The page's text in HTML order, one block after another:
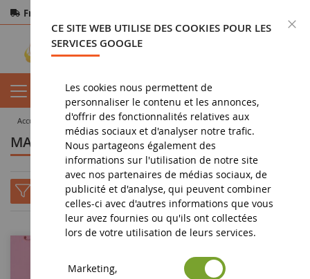
Frais de port offerts
Paiement sécurisé Retours
accueil tous les fabricants MARTI
MARTI
CE SITE WEB UTILISE DES COOKIES POUR LES
SERVICES GOOGLE
Les cookies nous permettent de
personnaliser le contenu et les annonces,
d'offrir des fonctionnalités relatives aux
médias sociaux et d'analyser notre trafic.
Nous partageons également des
informations sur l'utilisation de notre site
avec nos partenaires de médias sociaux, de
publicité et d'analyse, qui peuvent combiner
celles-ci avec d'autres informations que vous
leur avez fournies ou qu'ils ont collectées
lors de votre utilisation de leurs services.
Marketing,